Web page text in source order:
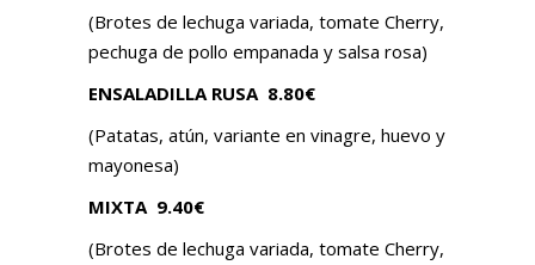
(Brotes de lechuga variada, tomate Cherry,
pechuga de pollo empanada y salsa rosa)
ENSALADILLA RUSA 8.80€
(Patatas, atún, variante en vinagre, huevo y
mayonesa)
MIXTA 9.40€
(Brotes de lechuga variada, tomate Cherry,